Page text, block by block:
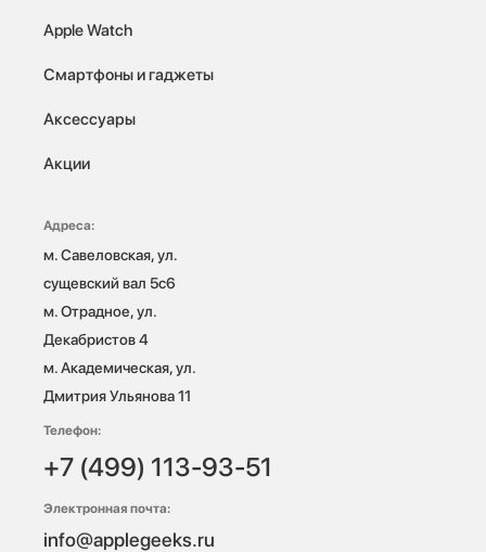
Apple Watch
Смартфоны и гаджеты
Аксессуары
Акции
Адреса:
м. Савеловская, ул.
сущевский вал 5с6
м. Отрадное, ул.
Декабристов 4
м. Академическая, ул.
Дмитрия Ульянова 11
Телефон:
+7 (499) 113-93-51
Электронная почта:
info@applegeeks.ru